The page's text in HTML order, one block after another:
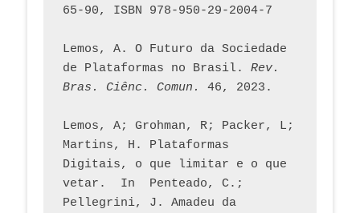
65-90, ISBN 978-950-29-2004-7
Lemos, A. O Futuro da Sociedade
de Plataformas no Brasil. Rev.
Bras. Ciênc. Comun.
Lemos, A; Grohman, R; Packer, L;
Martins, H. Plataformas
Digitais, o que limitar e o que
vetar.  In  Penteado, C.;
Pellegrini, J. Amadeu da